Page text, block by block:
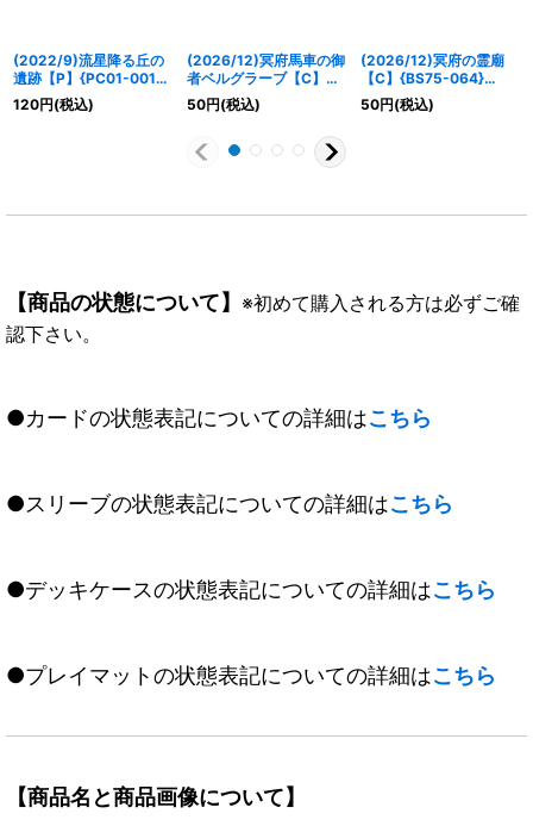
(2022/9)流星降る丘の
遺跡【P】{PC01-001}
《青》
120円(税込)
(2026/12)冥府馬車の御
者ベルグラーブ【C】
{BS75-015}《紫》
50円(税込)
(2026/12)冥府の霊廟
【C】{BS75-064}
《紫》
50円(税込)
【商品の状態について】 ※初めて購入される方は必ずご確
認下さい。
●カードの状態表記についての詳細はこちら
●スリーブの状態表記についての詳細はこちら
●デッキケースの状態表記についての詳細はこちら
●プレイマットの状態表記についての詳細はこちら
【商品名と商品画像について】